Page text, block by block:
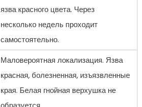
язва красного цвета. Через
несколько недель проходит
самостоятельно.
Маловероятная локализация. Язва
красная, болезненная, изъязвленные
края. Белая гнойная верхушка не